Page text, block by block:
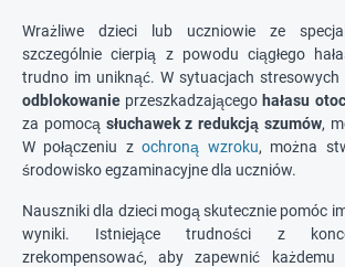
Wrażliwe dzieci lub uczniowie ze
szczególnie cierpią z powodu ciągłego
trudno im uniknąć. W sytuacjach stresowych
odblokowanie przeszkadzającego hałasu
za pomocą słuchawek z redukcją szumów,
W połączeniu zochroną wzroku, można
środowisko egzaminacyjne dla uczniów.
Nauszniki dla dzieci mogą skutecznie pomóc
wyniki. Istniejące trudności z
zrekompensować, aby zapewnić każdemu